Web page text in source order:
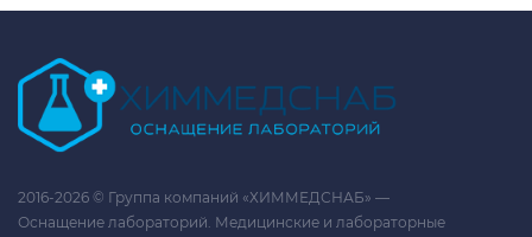
2016-2026 © Группа компаний «ХИММЕДСНАБ» —
Оснащение лабораторий. Медицинские и лабораторные